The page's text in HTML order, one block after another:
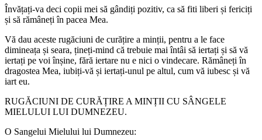
Învățați-va deci copii mei să gândiți pozitiv, ca să fiti liberi și fericiți
și să rămâneți în pacea Mea.
Vă dau aceste rugăciuni de curățire a minții, pentru a le face
dimineața și seara, țineți-mind că trebuie mai întâi să iertați și să vă
iertați pe voi înșine, fără iertare nu e nici o vindecare. Rămâneți în
dragostea Mea, iubiți-vă și iertați-unul pe altul, cum vă iubesc și vă
iart eu.
RUGĂCIUNI DE CURĂȚIRE A MINȚII CU SÂNGELE
MIELULUI LUI DUMNEZEU.
O Sangelui Mielului lui Dumnezeu: